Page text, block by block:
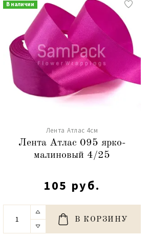
В наличии
Лента Атлас 4см
Лента Атлас 095 ярко-
малиновый 4/25
105 руб.
В КОРЗИНУ